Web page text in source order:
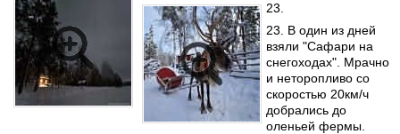
23.
23. В один из дней
взяли "Сафари на
снегоходах". Мрачно
и неторопливо со
скоростью 20км/ч
добрались до
оленьей фермы.